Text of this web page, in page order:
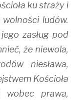
ku straży i
ludów.
zasług pod
że niewola,
niesława,
Kościoła
wobec prawa,